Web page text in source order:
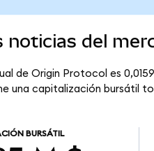
noticias del
de Origin Protocol es
una capitalización bursátil
BURSÁTIL